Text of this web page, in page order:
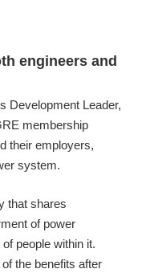
engineers and
Development Leader,
membership
their employers,
system.
that shares
of power
people within it.
the benefits after